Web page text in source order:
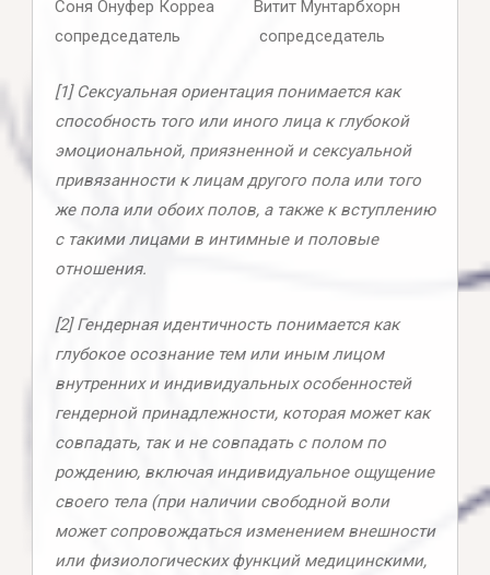
Соня Онуфер Корреа Витит Мунтарбхорн
сопредседатель сопредседатель
[1] Сексуальная ориентация понимается как
способность того или иного лица к глубокой
эмоциональной, приязненной и сексуальной
привязанности к лицам другого пола или того
же пола или обоих полов, а также к вступлению
с такими лицами в интимные и половые
отношения.
[2] Гендерная идентичность понимается как
глубокое осознание тем или иным лицом
внутренних и индивидуальных особенностей
гендерной принадлежности, которая может как
совпадать, так и не совпадать с полом по
рождению, включая индивидуальное ощущение
своего тела (при наличии свободной воли
может сопровождаться изменением внешности
или физиологических функций медицинскими,